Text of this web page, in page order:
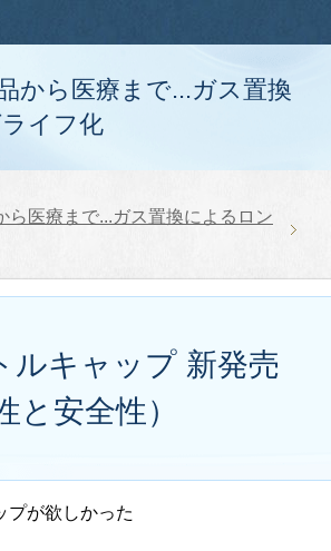
から医療まで...ガス置換
イフ化
ら医療まで...ガス置換によるロン
ルキャップ 新発売
と安全性）
プが欲しかった